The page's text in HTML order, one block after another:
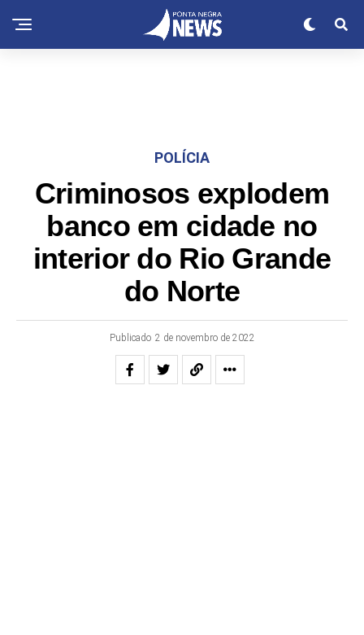
POLÍCIA
Criminosos explodem
banco em cidade no
interior do Rio Grande
do Norte
Publicado 2 de novembro de 2022